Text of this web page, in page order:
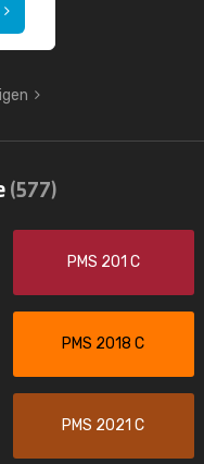
(577)
PMS 201 C
PMS 2018 C
PMS 2021 C